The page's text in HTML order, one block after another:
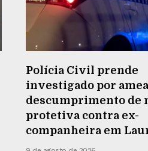
Polícia Civil prende
investigado por
descumprimento de
protetiva contra ex-
companheira em